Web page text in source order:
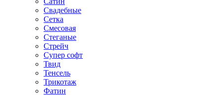
Свадебные
Сетка
Смесовая
Стеганые
Стрейч
Супер софт
Твид
Тенсель
Трикотаж
Фатин